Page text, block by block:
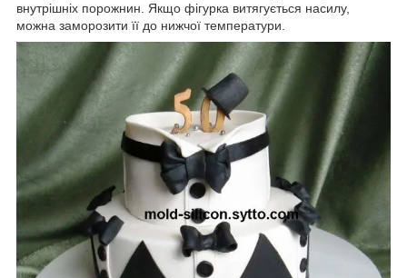
внутрішніх порожнин. Якщо фігурка витягується насилу,
можна заморозити її до нижчої температури.